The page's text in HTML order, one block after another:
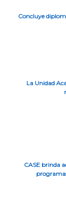
Concluye
La Unidad
CASE brinda